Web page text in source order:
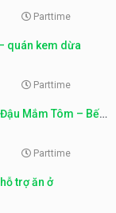
Parttime
quán kem dừa
Parttime
Mắm Tôm – Bếp
Parttime
trợ ăn ở